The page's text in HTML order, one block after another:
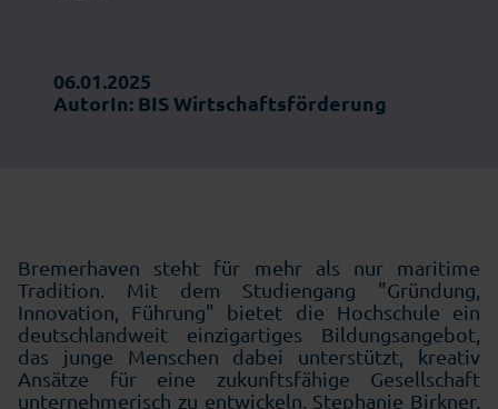
06.01.2025
AutorIn: BIS Wirtschaftsförderung
Bremerhaven steht für mehr als nur maritime
Tradition. Mit dem Studiengang "Gründung,
Innovation, Führung" bietet die Hochschule ein
deutschlandweit einzigartiges Bildungsangebot,
das junge Menschen dabei unterstützt, kreativ
Ansätze für eine zukunftsfähige Gesellschaft
unternehmerisch zu entwickeln. Stephanie Birkner,